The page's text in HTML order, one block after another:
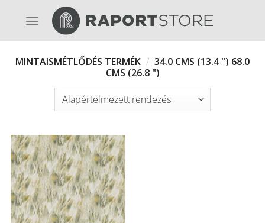
MINTAISMÉTLŐDÉS TERMÉK / 34.0 CMS (13.4 ") 68.0
CMS (26.8 ")